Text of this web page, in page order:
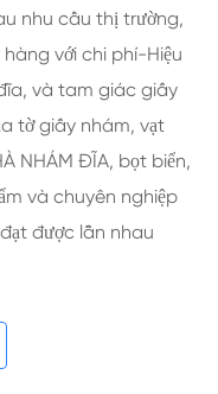
nhu cầu thị trường,
với chi phí-Hiệu
và tam giác giấy
tờ giấy nhám, vạt
NHÁM ĐĨA, bọt biển,
và chuyên nghiệp
được lẫn nhau